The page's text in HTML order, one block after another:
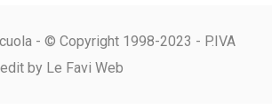
- © Copyright 1998-2023 - P.IVA
by Le Favi Web